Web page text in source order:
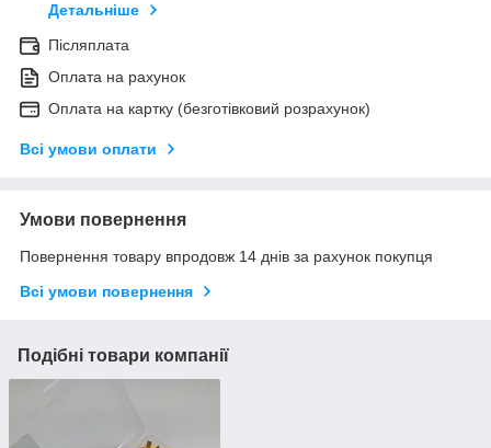
Детальніше
Післяплата
Оплата на рахунок
Оплата на картку (безготівковий розрахунок)
Всі умови оплати
Умови повернення
Повернення товару впродовж 14 днів за рахунок покупця
Всі умови повернення
Подібні товари компанії